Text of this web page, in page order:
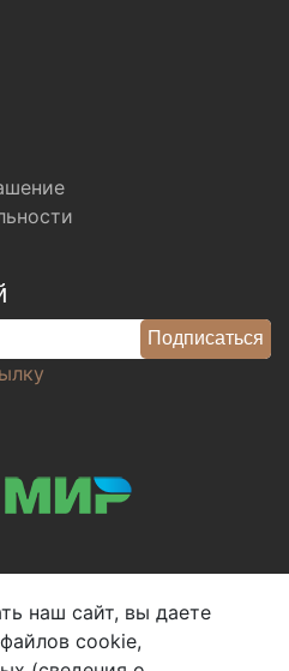
продажи
наш сайт, вы даете
cookie,